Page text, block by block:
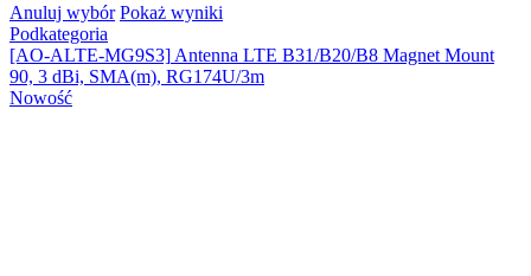
Anuluj wybór Pokaż wyniki
Podkategoria
[AO-ALTE-MG9S3] Antenna LTE B31/B20/B8 Magnet Mount
90, 3 dBi, SMA(m), RG174U/3m
Nowość